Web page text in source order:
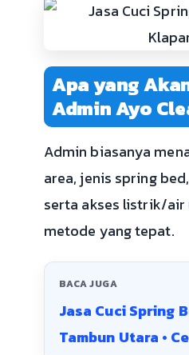
Apa yang
Admin Ayo
Admin biasanya
area, jenis spring
serta akses listrik/air
metode yang tepat.
BACA JUGA
Jasa Cuci Spring
Tambun Utara •